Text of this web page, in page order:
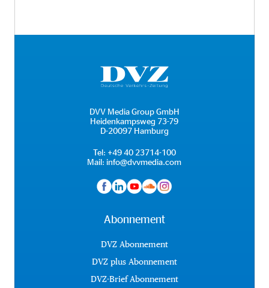
DVV Media Group GmbH
Heidenkampsweg 73-79
D-20097 Hamburg
Tel: +49 40 23714-100
Mail: info@dvvmedia.com
Abonnement
DVZ Abonnement
DVZ plus Abonnement
DVZ-Brief Abonnement